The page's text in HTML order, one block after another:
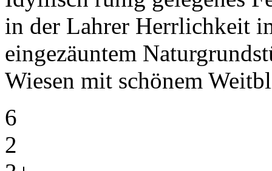
in der Lahrer Herrlichkeit
eingezäuntem
Wiesen mit schönem
6
2